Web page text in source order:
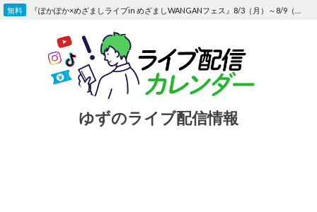
Skip
ゆずのライブ配信情報